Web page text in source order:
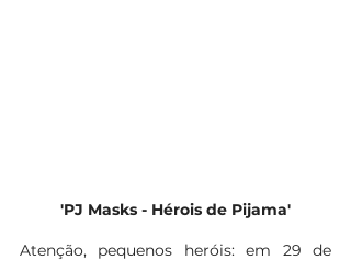
'PJ Masks - Hérois de Pijama'
Atenção, pequenos heróis: em 29 de